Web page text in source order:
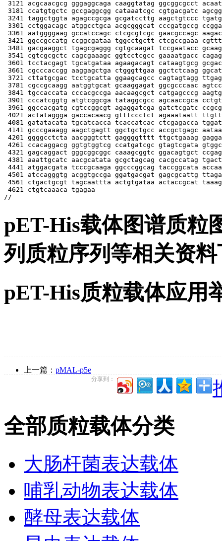
pET-His载体图谱质粒
列质粒序列等相关资
pET-His质粒载体应用
上一篇： pMAL-p5e
分享到：
全部质粒载体分类
大肠杆菌表达载体
哺乳动物表达载体
酵母表达载体